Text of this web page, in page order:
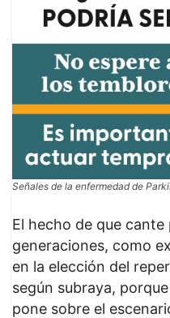
Señales de la enfermedad de
El hecho de que
generaciones, como
en la elección del
según subraya,
pone sobre el